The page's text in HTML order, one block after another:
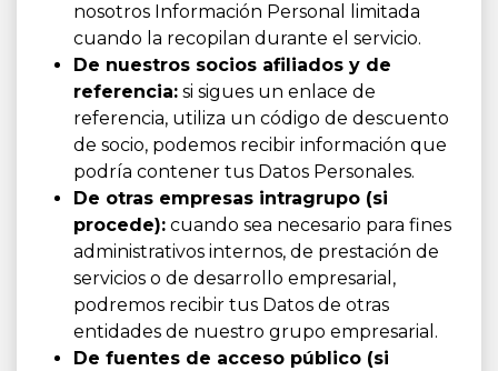
nosotros Información Personal limitada
cuando la recopilan durante el servicio.
De nuestros socios afiliados y de
referencia: si sigues un enlace de
referencia, utiliza un código de descuento
de socio, podemos recibir información que
podría contener tus Datos Personales.
De otras empresas intragrupo (si
procede): cuando sea necesario para fines
administrativos internos, de prestación de
servicios o de desarrollo empresarial,
podremos recibir tus Datos de otras
entidades de nuestro grupo empresarial.
De fuentes de acceso público (si